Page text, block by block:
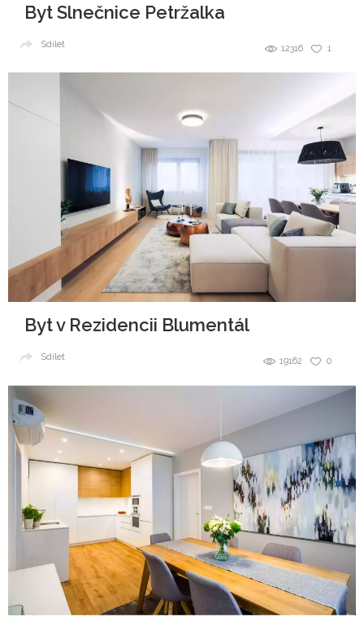
Byt Slnečnice Petržalka
1
12316
Sdílet
Byt v Rezidencii Blumentál
0
19162
Sdílet